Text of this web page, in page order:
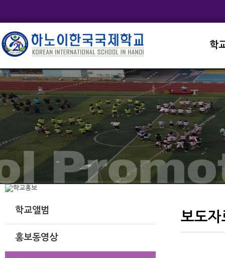
학
교
학
학
학
학교앨범
홍보동영상
보도자